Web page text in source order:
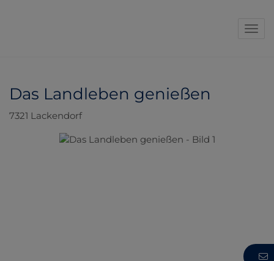
Das Landleben genießen
7321 Lackendorf